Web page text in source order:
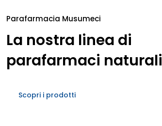
Parafarmacia Musumeci
La nostra linea di
parafarmaci naturali
Scopri i prodotti